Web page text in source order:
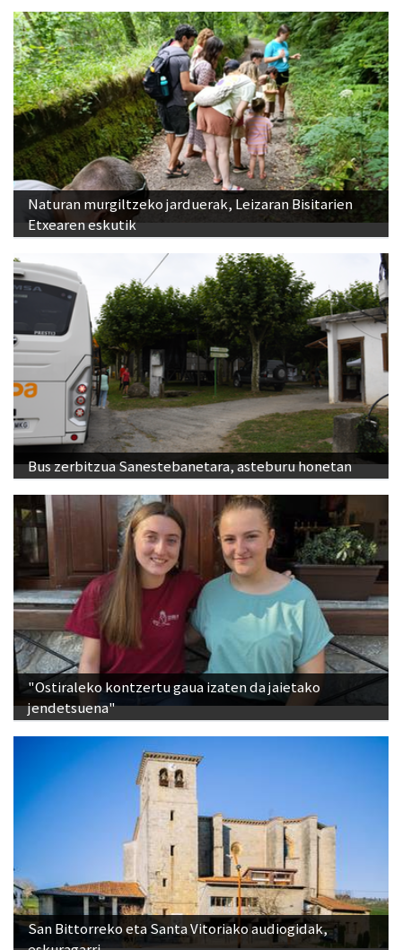
Naturan murgiltzeko jarduerak, Leizaran Bisitarien
Etxearen eskutik
Bus zerbitzua Sanestebanetara, asteburu honetan
"Ostiraleko kontzertu gaua izaten da jaietako
jendetsuena"
San Bittorreko eta Santa Vitoriako audiogidak,